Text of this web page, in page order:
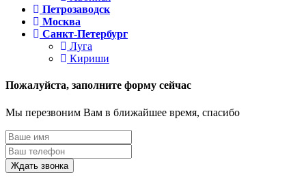
Петрозаводск
Москва
Санкт-Петербург
Луга
Кириши
Пожалуйста, заполните форму сейчас
Мы перезвоним Вам в ближайшее время, спасибо